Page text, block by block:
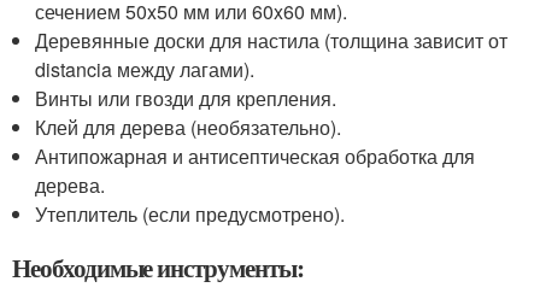
сечением 50x50 мм или 60x60 мм).
Деревянные доски для настила (толщина зависит от
distancia между лагами).
Винты или гвозди для крепления.
Клей для дерева (необязательно).
Антипожарная и антисептическая обработка для
дерева.
Утеплитель (если предусмотрено).
Необходимые инструменты: